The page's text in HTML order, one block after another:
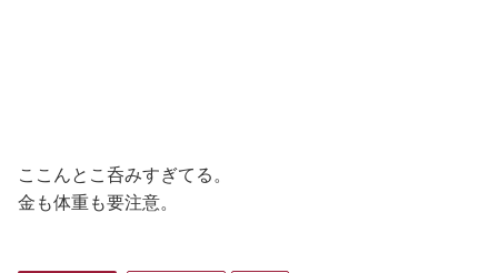
ここんとこ呑みすぎてる。
金も体重も要注意。